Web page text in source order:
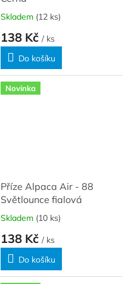
Skladem (12 ks)
138 Kč / ks
Do košíku
Novinka
Příze Alpaca Air - 88
Světlounce fialová
Skladem (10 ks)
138 Kč / ks
Do košíku